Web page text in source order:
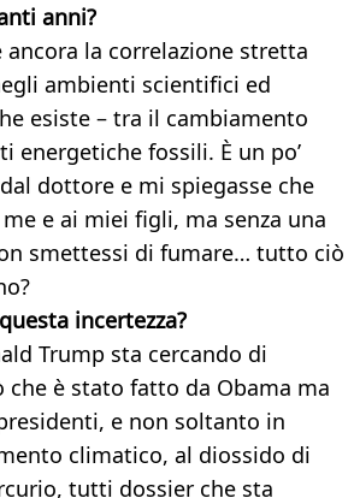
anni?
ancora la correlazione stretta
ambienti scientifici ed
esiste – tra il cambiamento
energetiche fossili. È un po’
dottore e mi spiegasse che
e ai miei figli, ma senza una
smettessi di fumare… tutto ciò
incertezza?
Trump sta cercando di
è stato fatto da Obama ma
e non soltanto in
climatico, al diossido di
tutti dossier che sta